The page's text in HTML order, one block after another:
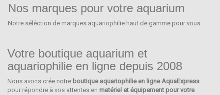
Nos marques pour votre aquarium
Notre séléction de marques aquariophilie haut de gamme pour vous.
DELTEC
Votre boutique aquarium et
aquariophilie en ligne depuis 2008
Nous avons crée notre boutique aquariophilie en ligne AquaExpress
pour répondre à vos attentes en matériel et équipement pour votre